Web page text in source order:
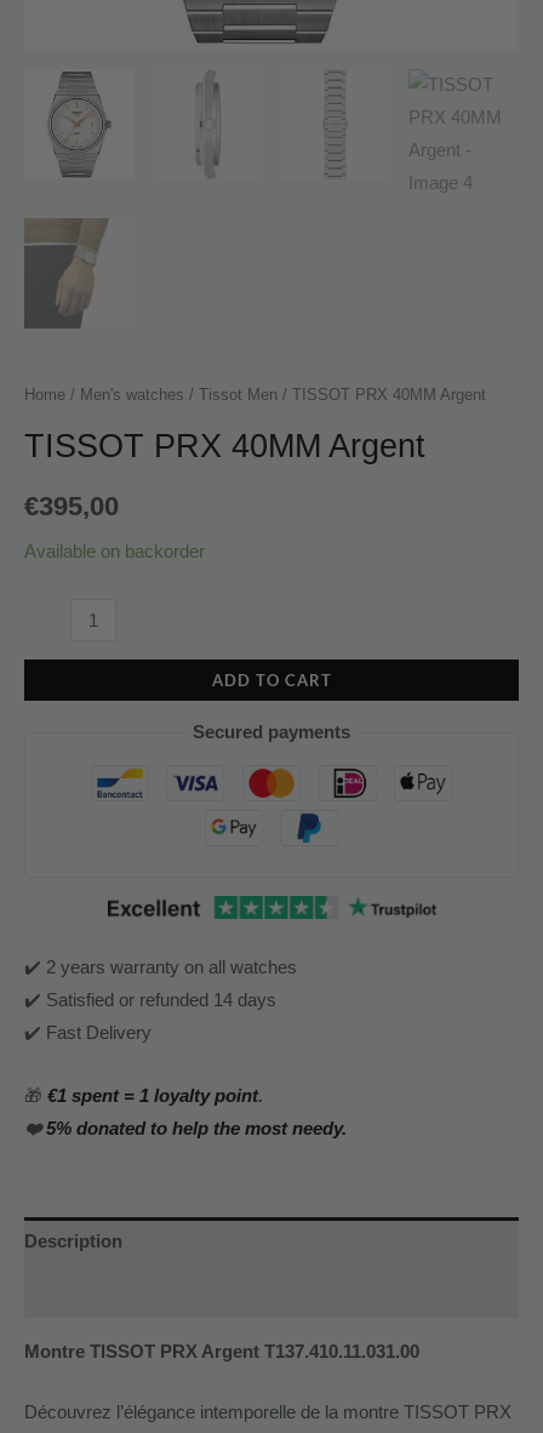
Home / Men's watches / Tissot Men / TISSOT PRX 40MM Argent
TISSOT PRX 40MM Argent
€395,00
Available on backorder
ADD TO CART
Secured payments
✔️ 2 years warranty on all watches
✔️ Satisfied or refunded 14 days
✔️ Fast Delivery
🎁 €1 spent = 1 loyalty point.
❤️5% donated to help the most needy.
Description
Montre TISSOT PRX Argent T137.410.11.031.00
Découvrez l’élégance intemporelle de la montre TISSOT PRX